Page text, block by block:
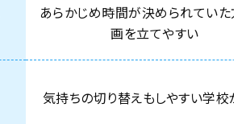
あらかじめ時間が決められていた
画を立てやすい
気持ちの切り替えもしやすい学校